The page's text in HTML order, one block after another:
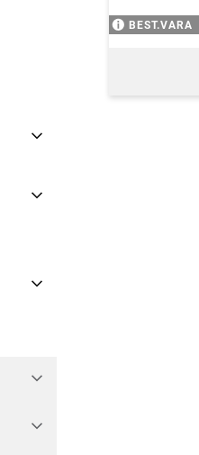
BEST.VARA